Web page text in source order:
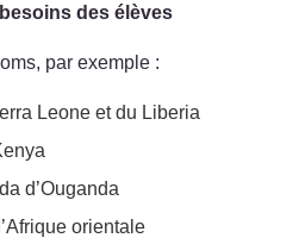
des élèves
par exemple :
Leone et du Liberia
d’Ouganda
orientale